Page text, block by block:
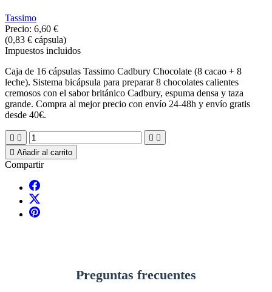
Tassimo
Precio: 6,60 €
(0,83 € cápsula)
Impuestos incluidos
Caja de 16 cápsulas Tassimo Cadbury Chocolate (8 cacao + 8
leche). Sistema bicápsula para preparar 8 chocolates calientes
cremosos con el sabor británico Cadbury, espuma densa y taza
grande. Compra al mejor precio con envío 24-48h y envío gratis
desde 40€.
   
 Añadir al carrito
Compartir
Preguntas frecuentes